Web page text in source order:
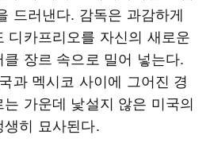
드러낸다. 감독은 과감하게
디카프리오를 자신의 새로운
장르 속으로 밀어 넣는다.
과 멕시코 사이에 그어진 경
가운데 낯설지 않은 미국의
히 묘사된다.